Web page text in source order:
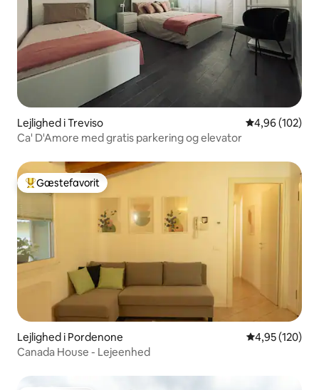
Lejlighed i Treviso 4,96 ud af 5 i
4,96 (102)
Ca' D'Amore med gratis parkering og elevator
Bedste gæstefavorit
Gæstefavorit
Lejlighed i Pordenone 4,95 ud af 5 i
4,95 (120)
Canada House - Lejeenhed